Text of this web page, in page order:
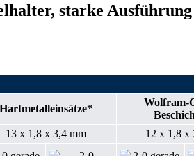
starke
Hartmetalleinsätze*
Wolfram-
13 x 1,8 x 3,4 mm 12 x 1,8 x